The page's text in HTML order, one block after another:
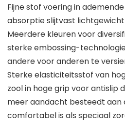
Fijne stof voering in
absorptie slijtvast lichtgewicht
Meerdere kleuren voor
sterke embossing-
andere voor anderen te
Sterke elasticiteitsstof van
zool in hoge grip voor antislip
meer aandacht besteedt aan
comfortabel is als speciaal